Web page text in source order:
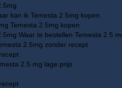
kan ik Temesta 2.5mg kopen
Temesta 2.5mg kopen
Waar te bestellen Temesta 2.5
2.5mg zonder recept
2.5 mg lage prijs